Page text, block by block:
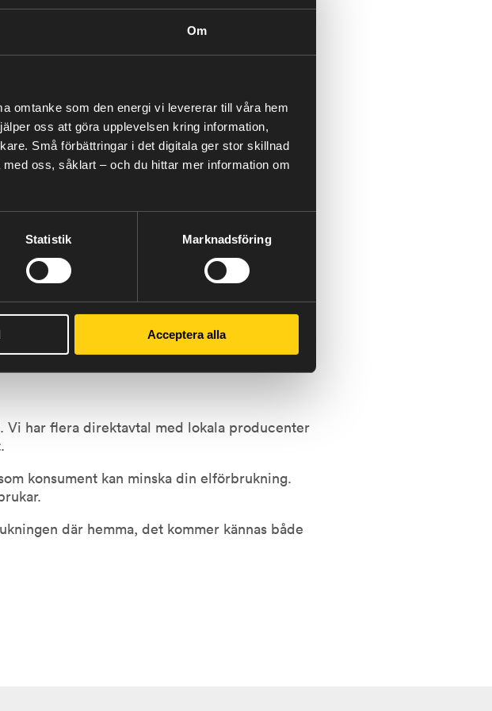
Om
omtanke som den energi vi levererar till våra hem
oss att göra upplevelsen kring information,
Små förbättringar i det digitala ger stor skillnad
oss, såklart – och du hittar mer information om
Statistik Marknadsföring
Acceptera alla
lokal elleverantör, men vi tror på att små
med våra medvetna kunder och
inverkan på klimatet genom att välja fossilfri
driver utvecklingen av det hållbara samhället
regionala klimatomställningen genom att
de gemensamma klimatmålen, behöver vi
av växthusgaser år 2025. Vi är en del av
i den. En del i det är att vi har fler hållbara
har flera direktavtal med lokala producenter
konsument kan minska din elförbrukning.
där hemma, det kommer kännas både